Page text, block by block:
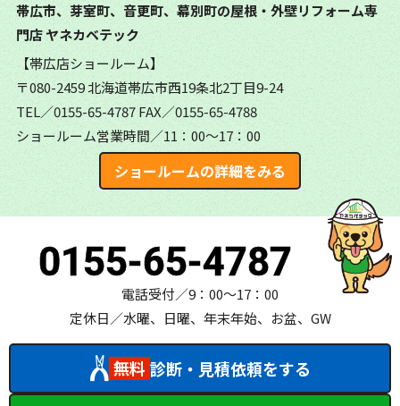
帯広市、芽室町、音更町、幕別町の屋根・外壁リフォーム専
門店ヤネカベテック
【帯広店ショールーム】
〒080-2459 北海道帯広市西19条北2丁目9-24
TEL／0155-65-4787FAX／0155-65-4788
ショールーム営業時間／11：00～17：00
ショールームの詳細をみる
0155-65-4787
電話受付／9：00～17：00
定休日／水曜、日曜、年末年始、お盆、GW
無料 診断・見積依頼をする